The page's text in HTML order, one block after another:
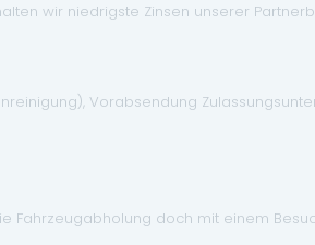
wir niedrigste Zinsen unserer
Vorabsendung
Fahrzeugabholung doch mit einem